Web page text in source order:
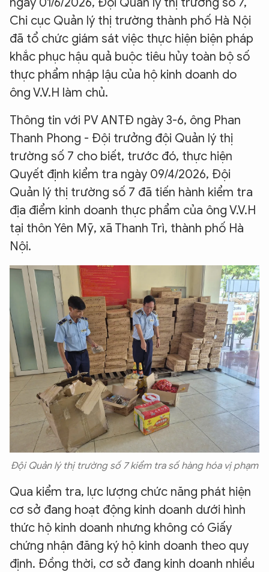
Chi cục Quản lý thị trường thành phố Hà Nội
đã tổ chức giám sát việc thực hiện biện pháp
khắc phục hậu quả buộc tiêu hủy toàn bộ số
thực phẩm nhập lậu của hộ kinh doanh do
ông V.V.H làm chủ.
Thông tin với PV ANTĐ ngày 3-6, ông Phan
Thanh Phong - Đội trưởng đội Quản lý thị
trường số 7 cho biết, trước đó, thực hiện
Quyết định kiểm tra ngày 09/4/2026, Đội
Quản lý thị trường số 7 đã tiến hành kiểm tra
địa điểm kinh doanh thực phẩm của ông V.V.H
tại thôn Yên Mỹ, xã Thanh Trì, thành phố Hà
Nội.
Đội Quản lý thị trường số 7 kiểm tra số hàng hóa vị phạm
Qua kiểm tra, lực lượng chức năng phát hiện
cơ sở đang hoạt động kinh doanh dưới hình
thức hộ kinh doanh nhưng không có Giấy
chứng nhận đăng ký hộ kinh doanh theo quy
định. Đồng thời, cơ sở đang kinh doanh nhiều